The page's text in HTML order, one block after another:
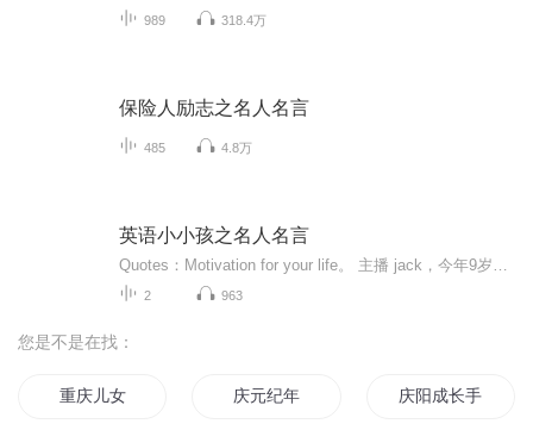
989 318.4万
保险人励志之名人名言
485 4.8万
英语小小孩之名人名言
2 963
您是不是在找：
重庆儿女 庆元纪年 庆阳成长手札